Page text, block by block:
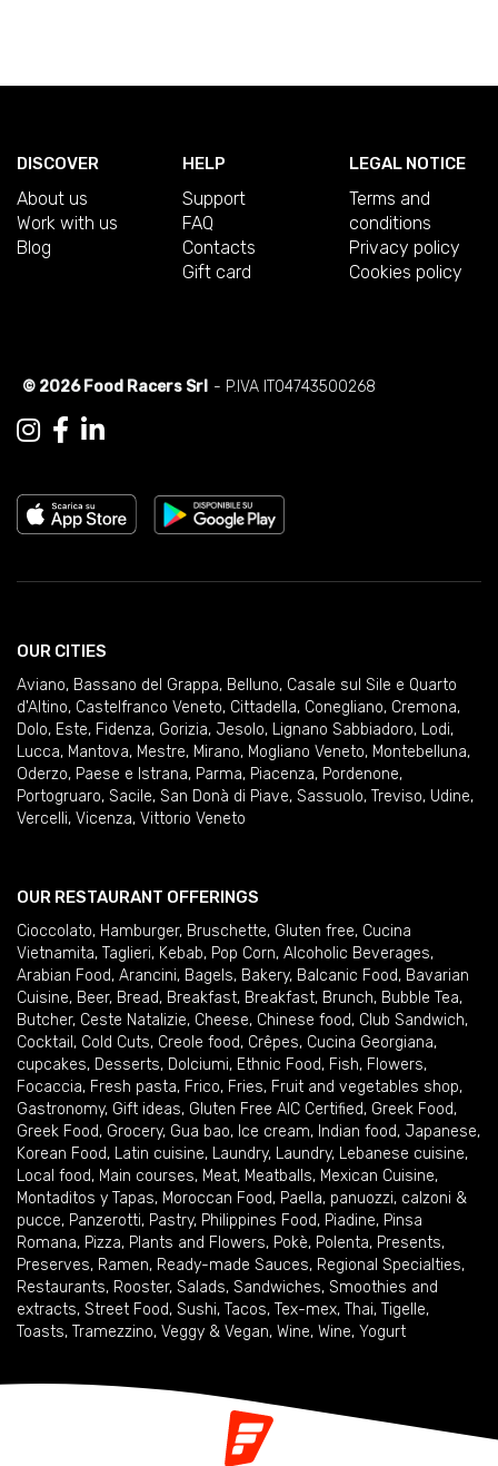
DISCOVER
About us
Work with us
Blog
HELP
Support
FAQ
Contacts
Gift card
LEGAL NOTICE
Terms and
conditions
Privacy policy
Cookies policy
© 2026 Food Racers Srl - P.IVA IT04743500268
OUR CITIES
Aviano, Bassano del Grappa, Belluno, Casale sul Sile e Quarto
d'Altino, Castelfranco Veneto, Cittadella, Conegliano, Cremona,
Dolo, Este, Fidenza, Gorizia, Jesolo, Lignano Sabbiadoro, Lodi,
Lucca, Mantova, Mestre, Mirano, Mogliano Veneto, Montebelluna,
Oderzo, Paese e Istrana, Parma, Piacenza, Pordenone,
Portogruaro, Sacile, San Donà di Piave, Sassuolo, Treviso, Udine,
Vercelli, Vicenza, Vittorio Veneto
OUR RESTAURANT OFFERINGS
Cioccolato, Hamburger, Bruschette, Gluten free, Cucina
Vietnamita, Taglieri, Kebab, Pop Corn, Alcoholic Beverages,
Arabian Food, Arancini, Bagels, Bakery, Balcanic Food, Bavarian
Cuisine, Beer, Bread, Breakfast, Breakfast, Brunch, Bubble Tea,
Butcher, Ceste Natalizie, Cheese, Chinese food, Club Sandwich,
Cocktail , Cold Cuts, Creole food, Crêpes, Cucina Georgiana,
cupcakes, Desserts, Dolciumi, Ethnic Food, Fish, Flowers,
Focaccia, Fresh pasta, Frico, Fries, Fruit and vegetables shop,
Gastronomy, Gift ideas, Gluten Free AIC Certified, Greek Food,
Greek Food, Grocery, Gua bao, Ice cream, Indian food, Japanese,
Korean Food, Latin cuisine, Laundry, Laundry, Lebanese cuisine,
Local food, Main courses, Meat, Meatballs, Mexican Cuisine,
Montaditos y Tapas, Moroccan Food, Paella, panuozzi, calzoni &
pucce, Panzerotti, Pastry, Philippines Food, Piadine, Pinsa
Romana, Pizza, Plants and Flowers, Pokè, Polenta, Presents,
Preserves, Ramen, Ready-made Sauces, Regional Specialties,
Restaurants, Rooster, Salads, Sandwiches, Smoothies and
extracts, Street Food, Sushi, Tacos, Tex-mex, Thai, Tigelle,
Toasts, Tramezzino, Veggy & Vegan, Wine, Wine, Yogurt